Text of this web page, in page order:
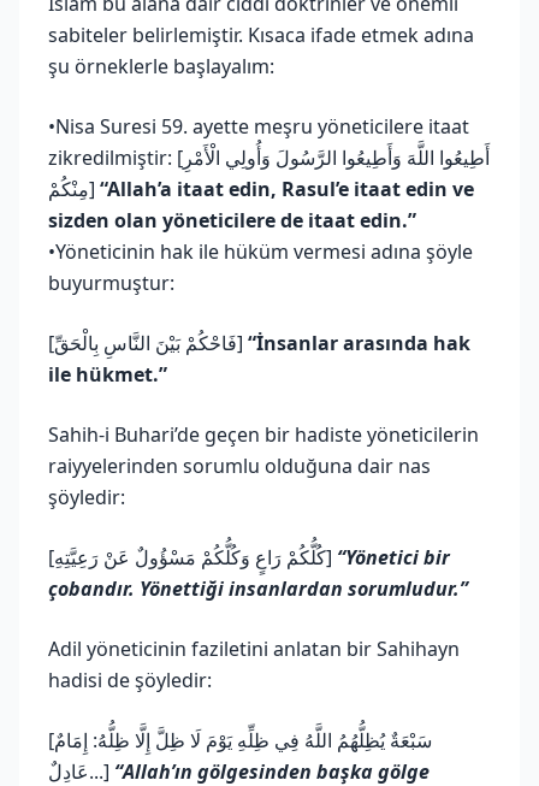
sabiteler belirlemiştir. Kısaca ifade etmek adına
şu örneklerle başlayalım:
•Nisa Suresi 59. ayette meşru yöneticilere itaat
zikredilmiştir: [أَطِيعُوا اللَّهَ وَأَطِيعُوا الرَّسُولَ وَأُولِي الْأَمْرِ
مِنْكُمْ] “Allah’a itaat edin, Rasul’e itaat edin ve
sizden olan yöneticilere de itaat edin.”
•Yöneticinin hak ile hüküm vermesi adına şöyle
buyurmuştur:
[فَاحْكُمْ بَيْنَ النَّاسِ بِالْحَقِّ] “İnsanlar arasında hak
ile hükmet.”
Sahih-i Buhari’de geçen bir hadiste yöneticilerin
raiyyelerinden sorumlu olduğuna dair nas
şöyledir:
[كُلُّكُمْ رَاعٍ وَكُلُّكُمْ مَسْؤُولٌ عَنْ رَعِيَّتِهِ] “Yönetici bir
çobandır. Yönettiği insanlardan sorumludur.”
Adil yöneticinin faziletini anlatan bir Sahihayn
hadisi de şöyledir:
[سَبْعَةٌ يُظِلُّهُمُ اللَّهُ فِي ظِلِّهِ يَوْمَ لَا ظِلَّ إِلَّا ظِلُّهُ: إِمَامٌ
عَادِلٌ...] “Allah’ın gölgesinden başka gölge